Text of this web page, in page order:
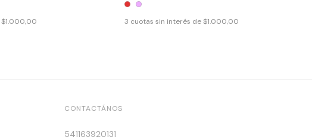
$1.000,00 3 cuotas sin interés de$1.000,00
CONTACTÁNOS
541163920131